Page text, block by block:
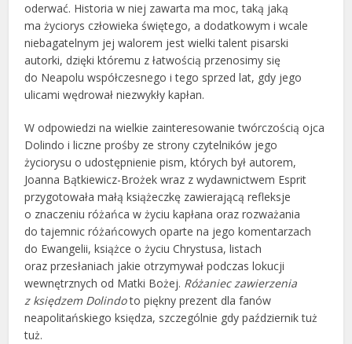
oderwać. Historia w niej zawarta ma moc, taką jaką
ma życiorys człowieka świętego, a dodatkowym i wcale
niebagatelnym jej walorem jest wielki talent pisarski
autorki, dzięki któremu z łatwością przenosimy się
do Neapolu współczesnego i tego sprzed lat, gdy jego
ulicami wędrował niezwykły kapłan.
W odpowiedzi na wielkie zainteresowanie twórczością ojca
Dolindo i liczne prośby ze strony czytelników jego
życiorysu o udostępnienie pism, których był autorem,
Joanna Bątkiewicz-Brożek wraz z wydawnictwem Esprit
przygotowała małą książeczkę zawierającą refleksje
o znaczeniu różańca w życiu kapłana oraz rozważania
do tajemnic różańcowych oparte na jego komentarzach
do Ewangelii, książce o życiu Chrystusa, listach
oraz przesłaniach jakie otrzymywał podczas lokucji
wewnętrznych od Matki Bożej. Różaniec zawierzenia
z księdzem Dolindoto piękny prezent dla fanów
neapolitańskiego księdza, szczególnie gdy październik tuż
tuż.